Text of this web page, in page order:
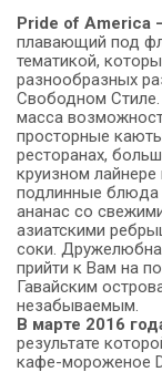
Pride of America
плавающий под
тематикой,
разнообразных
Свободном Стиле.
масса
просторные
ресторанах,
круизном лайнере
подлинные блюда
ананас со
азиатскими
соки.
прийти к Вам на
Гавайским
незабываемым.
В марте 2016
результате
кафе-мороженое